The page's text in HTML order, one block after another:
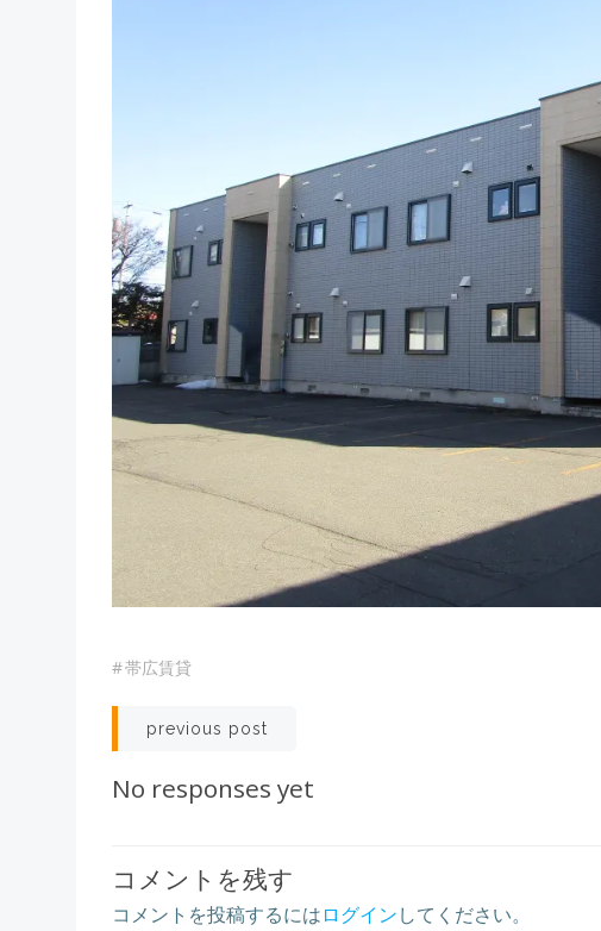
#帯広賃貸
Post
navigation
previous post
No responses yet
コメントを残す
コメントを投稿するにはログインしてください。